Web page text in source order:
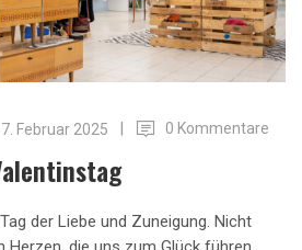
7. Februar 2025 | 0 Kommentare
der Liebe und Zuneigung. Nicht